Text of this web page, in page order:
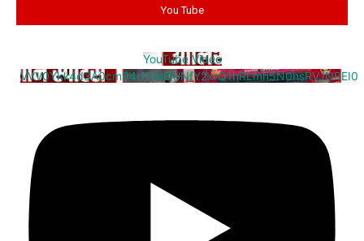
You Tube
YouTube Video
VVV0Ykk4d3A0cm94U1VaQUNfY2xrQ1hRLmh5N0hsRVJNREI0